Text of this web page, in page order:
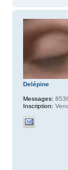
Delépine
Messages:
Inscription: